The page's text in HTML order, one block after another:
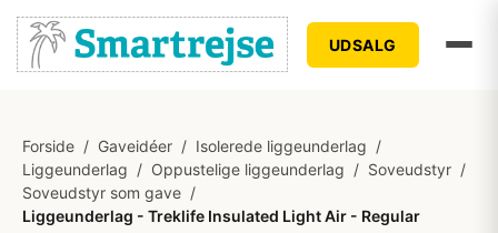
UDSALG
Forside / Gaveidéer / Isolerede liggeunderlag /
Liggeunderlag / Oppustelige liggeunderlag / Soveudstyr /
Soveudstyr som gave /
Liggeunderlag - Treklife Insulated Light Air - Regular